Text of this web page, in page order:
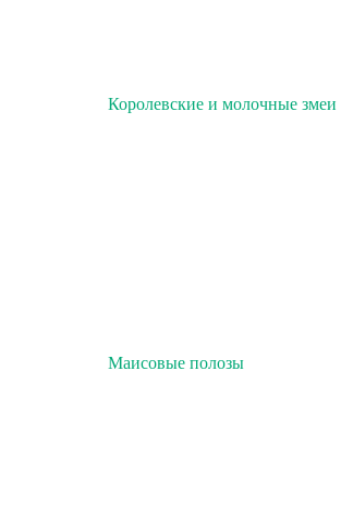
Королевские и молочные змеи
Маисовые полозы